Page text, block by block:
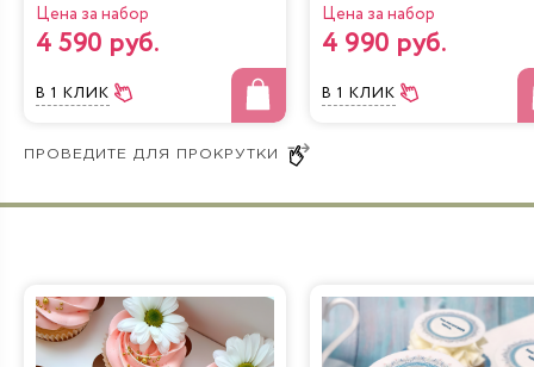
Цена за набор
4 590 руб.
В 1 КЛИК
Цена за набор
4 990 руб.
В 1 КЛИК